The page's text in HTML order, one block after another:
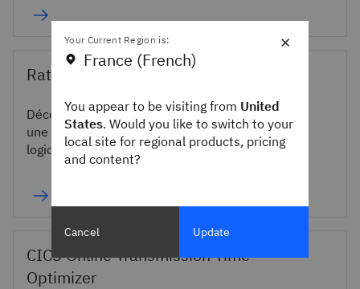
Rational Synergy
Découvrez un aperçu d’IBM Rational Synergy,
une solution de gestion des configurations
logicielles basée sur les tâches.
CICS Online Transmission Time
Optimizer
×
Your Current Region is:
France (French)
You appear to be visiting from United
States. Would you like to switch to your
local site for regional products, pricing
and content?
Cancel Update